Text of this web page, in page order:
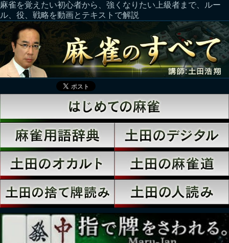
麻雀を覚えたい初心者から、強くなりたい上級者まで、ルー
ル、役、戦略を動画とテキストで解説